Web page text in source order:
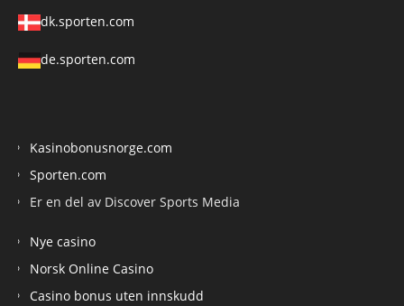
dk.sporten.com
de.sporten.com
Kasinobonusnorge.com
Sporten.com
Er en del av Discover Sports Media
Nye casino
Norsk Online Casino
Casino bonus uten innskudd